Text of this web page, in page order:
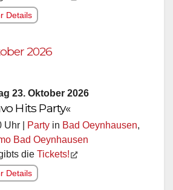
Details
2026
23. Oktober 2026
Hits Party«
Uhr | Party in Bad Oeynhausen,
Bad Oeynhausen
die Tickets!
Details